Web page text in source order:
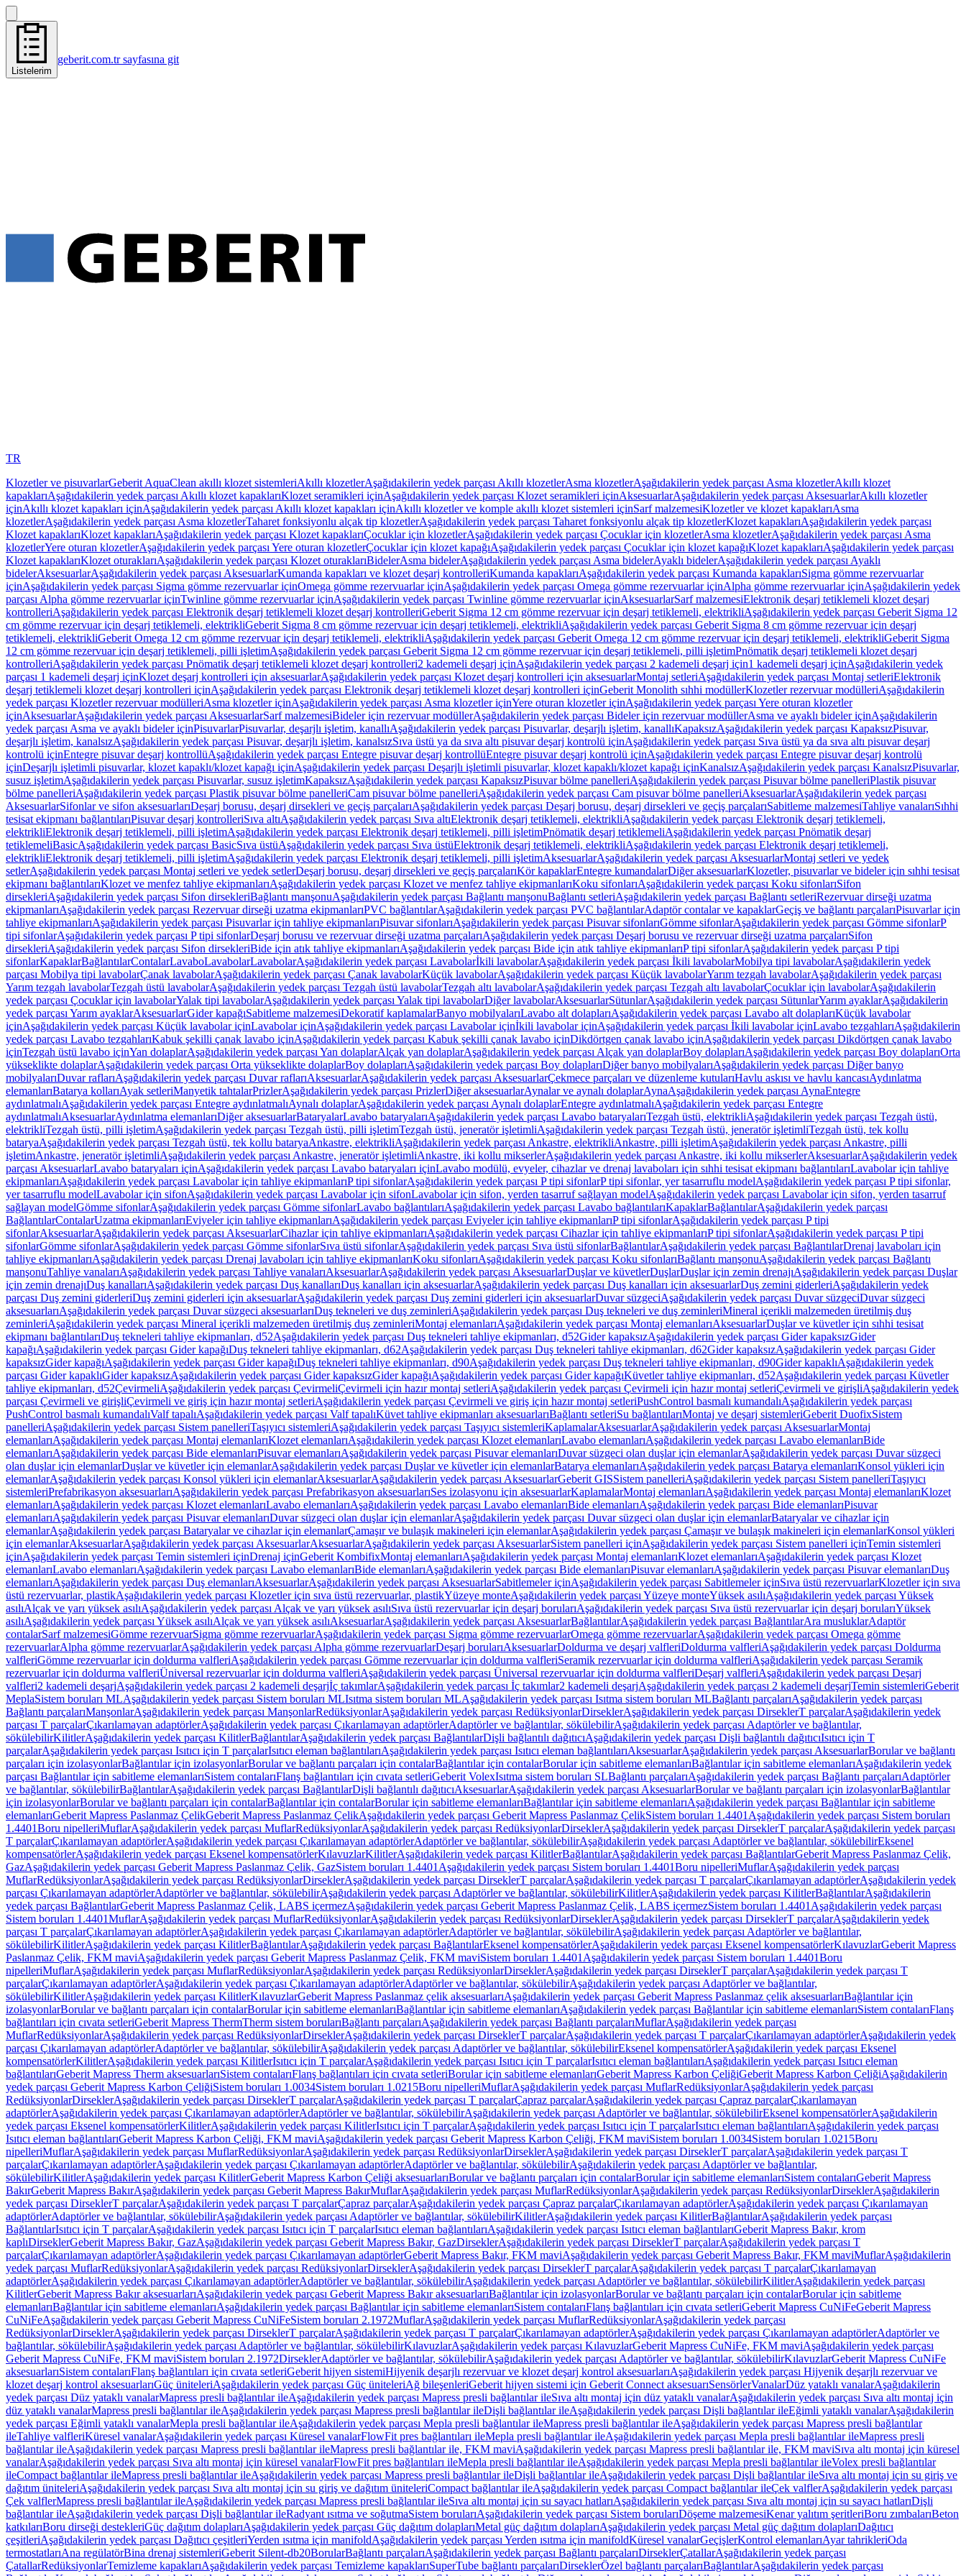
Listelerim
geberit.com.tr sayfasına git
TR
Klozetler ve pisuvarlarGeberit AquaClean akıllı klozet sistemleriAkıllı klozetlerAşağıdakilerin yedek parçası Akıllı klozetlerAsma klozetlerAşağıdakilerin yedek parçası Asma klozetlerAkıllı klozet
kapaklarıAşağıdakilerin yedek parçası Akıllı klozet kapaklarıKlozet seramikleri içinAşağıdakilerin yedek parçası Klozet seramikleri içinAksesuarlarAşağıdakilerin yedek parçası AksesuarlarAkıllı klozetler
içinAkıllı klozet kapakları içinAşağıdakilerin yedek parçası Akıllı klozet kapakları içinAkıllı klozetler ve komple akıllı klozet sistemleri içinSarf malzemesiKlozetler ve klozet kapaklarıAsma
klozetlerAşağıdakilerin yedek parçası Asma klozetlerTaharet fonksiyonlu alçak tip klozetlerAşağıdakilerin yedek parçası Taharet fonksiyonlu alçak tip klozetlerKlozet kapaklarıAşağıdakilerin yedek parçası
Klozet kapaklarıKlozet kapaklarıAşağıdakilerin yedek parçası Klozet kapaklarıÇocuklar için klozetlerAşağıdakilerin yedek parçası Çocuklar için klozetlerAsma klozetlerAşağıdakilerin yedek parçası Asma
klozetlerYere oturan klozetlerAşağıdakilerin yedek parçası Yere oturan klozetlerÇocuklar için klozet kapağıAşağıdakilerin yedek parçası Çocuklar için klozet kapağıKlozet kapaklarıAşağıdakilerin yedek parçası
Klozet kapaklarıKlozet oturaklarıAşağıdakilerin yedek parçası Klozet oturaklarıBidelerAsma bidelerAşağıdakilerin yedek parçası Asma bidelerAyaklı bidelerAşağıdakilerin yedek parçası Ayaklı
bidelerAksesuarlarAşağıdakilerin yedek parçası AksesuarlarKumanda kapakları ve klozet deşarj kontrolleriKumanda kapaklarıAşağıdakilerin yedek parçası Kumanda kapaklarıSigma gömme rezervuarlar
içinAşağıdakilerin yedek parçası Sigma gömme rezervuarlar içinOmega gömme rezervuarlar içinAşağıdakilerin yedek parçası Omega gömme rezervuarlar içinAlpha gömme rezervuarlar içinAşağıdakilerin yedek
parçası Alpha gömme rezervuarlar içinTwinline gömme rezervuarlar içinAşağıdakilerin yedek parçası Twinline gömme rezervuarlar içinAksesuarlarSarf malzemesiElektronik deşarj tetiklemeli klozet deşarj
kontrolleriAşağıdakilerin yedek parçası Elektronik deşarj tetiklemeli klozet deşarj kontrolleriGeberit Sigma 12 cm gömme rezervuar için deşarj tetiklemeli, elektrikliAşağıdakilerin yedek parçası Geberit Sigma 12
cm gömme rezervuar için deşarj tetiklemeli, elektrikliGeberit Sigma 8 cm gömme rezervuar için deşarj tetiklemeli, elektrikliAşağıdakilerin yedek parçası Geberit Sigma 8 cm gömme rezervuar için deşarj
tetiklemeli, elektrikliGeberit Omega 12 cm gömme rezervuar için deşarj tetiklemeli, elektrikliAşağıdakilerin yedek parçası Geberit Omega 12 cm gömme rezervuar için deşarj tetiklemeli, elektrikliGeberit Sigma
12 cm gömme rezervuar için deşarj tetiklemeli, pilli işletimAşağıdakilerin yedek parçası Geberit Sigma 12 cm gömme rezervuar için deşarj tetiklemeli, pilli işletimPnömatik deşarj tetiklemeli klozet deşarj
kontrolleriAşağıdakilerin yedek parçası Pnömatik deşarj tetiklemeli klozet deşarj kontrolleri2 kademeli deşarj içinAşağıdakilerin yedek parçası 2 kademeli deşarj için1 kademeli deşarj içinAşağıdakilerin yedek
parçası 1 kademeli deşarj içinKlozet deşarj kontrolleri için aksesuarlarAşağıdakilerin yedek parçası Klozet deşarj kontrolleri için aksesuarlarMontaj setleriAşağıdakilerin yedek parçası Montaj setleriElektronik
deşarj tetiklemeli klozet deşarj kontrolleri içinAşağıdakilerin yedek parçası Elektronik deşarj tetiklemeli klozet deşarj kontrolleri içinGeberit Monolith sıhhi modüllerKlozetler rezervuar modülleriAşağıdakilerin
yedek parçası Klozetler rezervuar modülleriAsma klozetler içinAşağıdakilerin yedek parçası Asma klozetler içinYere oturan klozetler içinAşağıdakilerin yedek parçası Yere oturan klozetler
içinAksesuarlarAşağıdakilerin yedek parçası AksesuarlarSarf malzemesiBideler için rezervuar modüllerAşağıdakilerin yedek parçası Bideler için rezervuar modüllerAsma ve ayaklı bideler içinAşağıdakilerin
yedek parçası Asma ve ayaklı bideler içinPisuvarlarPisuvarlar, deşarjlı işletim, kanallıAşağıdakilerin yedek parçası Pisuvarlar, deşarjlı işletim, kanallıKapaksızAşağıdakilerin yedek parçası KapaksızPisuvar,
deşarjlı işletim, kanalsızAşağıdakilerin yedek parçası Pisuvar, deşarjlı işletim, kanalsızSıva üstü ya da sıva altı pisuvar deşarj kontrolü içinAşağıdakilerin yedek parçası Sıva üstü ya da sıva altı pisuvar deşarj
kontrolü içinEntegre pisuvar deşarj kontrollüAşağıdakilerin yedek parçası Entegre pisuvar deşarj kontrollüEntegre pisuvar deşarj kontrolü içinAşağıdakilerin yedek parçası Entegre pisuvar deşarj kontrolü
içinDeşarjlı işletimli pisuvarlar, klozet kapaklı/klozet kapağı içinAşağıdakilerin yedek parçası Deşarjlı işletimli pisuvarlar, klozet kapaklı/klozet kapağı içinKanalsızAşağıdakilerin yedek parçası KanalsızPisuvarlar,
susuz işletimAşağıdakilerin yedek parçası Pisuvarlar, susuz işletimKapaksızAşağıdakilerin yedek parçası KapaksızPisuvar bölme panelleriAşağıdakilerin yedek parçası Pisuvar bölme panelleriPlastik pisuvar
bölme panelleriAşağıdakilerin yedek parçası Plastik pisuvar bölme panelleriCam pisuvar bölme panelleriAşağıdakilerin yedek parçası Cam pisuvar bölme panelleriAksesuarlarAşağıdakilerin yedek parçası
AksesuarlarSifonlar ve sifon aksesuarlarıDeşarj borusu, deşarj dirsekleri ve geçiş parçalarıAşağıdakilerin yedek parçası Deşarj borusu, deşarj dirsekleri ve geçiş parçalarıSabitleme malzemesiTahliye vanalarıSıhhi
tesisat ekipmanı bağlantılarıPisuvar deşarj kontrolleriSıva altıAşağıdakilerin yedek parçası Sıva altıElektronik deşarj tetiklemeli, elektrikliAşağıdakilerin yedek parçası Elektronik deşarj tetiklemeli,
elektrikliElektronik deşarj tetiklemeli, pilli işletimAşağıdakilerin yedek parçası Elektronik deşarj tetiklemeli, pilli işletimPnömatik deşarj tetiklemeliAşağıdakilerin yedek parçası Pnömatik deşarj
tetiklemeliBasicAşağıdakilerin yedek parçası BasicSıva üstüAşağıdakilerin yedek parçası Sıva üstüElektronik deşarj tetiklemeli, elektrikliAşağıdakilerin yedek parçası Elektronik deşarj tetiklemeli,
elektrikliElektronik deşarj tetiklemeli, pilli işletimAşağıdakilerin yedek parçası Elektronik deşarj tetiklemeli, pilli işletimAksesuarlarAşağıdakilerin yedek parçası AksesuarlarMontaj setleri ve yedek
setlerAşağıdakilerin yedek parçası Montaj setleri ve yedek setlerDeşarj borusu, deşarj dirsekleri ve geçiş parçalarıKör kapaklarEntegre kumandalarDiğer aksesuarlarKlozetler, pisuvarlar ve bideler için sıhhi tesisat
ekipmanı bağlantılarıKlozet ve menfez tahliye ekipmanlarıAşağıdakilerin yedek parçası Klozet ve menfez tahliye ekipmanlarıKoku sifonlarıAşağıdakilerin yedek parçası Koku sifonlarıSifon
dirsekleriAşağıdakilerin yedek parçası Sifon dirsekleriBağlantı manşonuAşağıdakilerin yedek parçası Bağlantı manşonuBağlantı setleriAşağıdakilerin yedek parçası Bağlantı setleriRezervuar dirseği uzatma
ekipmanlarıAşağıdakilerin yedek parçası Rezervuar dirseği uzatma ekipmanlarıPVC bağlantılarAşağıdakilerin yedek parçası PVC bağlantılarAdaptör contalar ve kapaklarGeçiş ve bağlantı parçalarıPisuvarlar için
tahliye ekipmanlarıAşağıdakilerin yedek parçası Pisuvarlar için tahliye ekipmanlarıPisuvar sifonlarıAşağıdakilerin yedek parçası Pisuvar sifonlarıGömme sifonlarAşağıdakilerin yedek parçası Gömme sifonlarP
tipi sifonlarAşağıdakilerin yedek parçası P tipi sifonlarDeşarj borusu ve rezervuar dirseği uzatma parçalarıAşağıdakilerin yedek parçası Deşarj borusu ve rezervuar dirseği uzatma parçalarıSifon
dirsekleriAşağıdakilerin yedek parçası Sifon dirsekleriBide için atık tahliye ekipmanlarıAşağıdakilerin yedek parçası Bide için atık tahliye ekipmanlarıP tipi sifonlarAşağıdakilerin yedek parçası P tipi
sifonlarKapaklarBağlantılarContalarLavaboLavabolarLavabolarAşağıdakilerin yedek parçası Lavabolarİkili lavabolarAşağıdakilerin yedek parçası İkili lavabolarMobilya tipi lavabolarAşağıdakilerin yedek
parçası Mobilya tipi lavabolarÇanak lavabolarAşağıdakilerin yedek parçası Çanak lavabolarKüçük lavabolarAşağıdakilerin yedek parçası Küçük lavabolarYarım tezgah lavabolarAşağıdakilerin yedek parçası
Yarım tezgah lavabolarTezgah üstü lavabolarAşağıdakilerin yedek parçası Tezgah üstü lavabolarTezgah altı lavabolarAşağıdakilerin yedek parçası Tezgah altı lavabolarÇocuklar için lavabolarAşağıdakilerin
yedek parçası Çocuklar için lavabolarYalak tipi lavabolarAşağıdakilerin yedek parçası Yalak tipi lavabolarDiğer lavabolarAksesuarlarSütunlarAşağıdakilerin yedek parçası SütunlarYarım ayaklarAşağıdakilerin
yedek parçası Yarım ayaklarAksesuarlarGider kapağıSabitleme malzemesiDekoratif kaplamalarBanyo mobilyalarıLavabo alt dolaplarıAşağıdakilerin yedek parçası Lavabo alt dolaplarıKüçük lavabolar
içinAşağıdakilerin yedek parçası Küçük lavabolar içinLavabolar içinAşağıdakilerin yedek parçası Lavabolar içinİkili lavabolar içinAşağıdakilerin yedek parçası İkili lavabolar içinLavabo tezgahlarıAşağıdakilerin
yedek parçası Lavabo tezgahlarıKabuk şekilli çanak lavabo içinAşağıdakilerin yedek parçası Kabuk şekilli çanak lavabo içinDikdörtgen çanak lavabo içinAşağıdakilerin yedek parçası Dikdörtgen çanak lavabo
içinTezgah üstü lavabo içinYan dolaplarAşağıdakilerin yedek parçası Yan dolaplarAlçak yan dolaplarAşağıdakilerin yedek parçası Alçak yan dolaplarBoy dolaplarıAşağıdakilerin yedek parçası Boy dolaplarıOrta
yükseklikte dolaplarAşağıdakilerin yedek parçası Orta yükseklikte dolaplarBoy dolaplarıAşağıdakilerin yedek parçası Boy dolaplarıDiğer banyo mobilyalarıAşağıdakilerin yedek parçası Diğer banyo
mobilyalarıDuvar raflarıAşağıdakilerin yedek parçası Duvar raflarıAksesuarlarAşağıdakilerin yedek parçası AksesuarlarÇekmece parçaları ve düzenleme kutularıHavlu askısı ve havlu kancasıAydınlatma
elemanlarıBatarya kollarıAyak setleriManyetik tahtalarPrizlerAşağıdakilerin yedek parçası PrizlerDiğer aksesuarlarAynalar ve aynalı dolaplarAynaAşağıdakilerin yedek parçası AynaEntegre
aydınlatmalıAşağıdakilerin yedek parçası Entegre aydınlatmalıAynalı dolaplarAşağıdakilerin yedek parçası Aynalı dolaplarEntegre aydınlatmalıAşağıdakilerin yedek parçası Entegre
aydınlatmalıAksesuarlarAydınlatma elemanlarıDiğer aksesuarlarBataryalarLavabo bataryalarıAşağıdakilerin yedek parçası Lavabo bataryalarıTezgah üstü, elektrikliAşağıdakilerin yedek parçası Tezgah üstü,
elektrikliTezgah üstü, pilli işletimAşağıdakilerin yedek parçası Tezgah üstü, pilli işletimTezgah üstü, jeneratör işletimliAşağıdakilerin yedek parçası Tezgah üstü, jeneratör işletimliTezgah üstü, tek kollu
bataryaAşağıdakilerin yedek parçası Tezgah üstü, tek kollu bataryaAnkastre, elektrikliAşağıdakilerin yedek parçası Ankastre, elektrikliAnkastre, pilli işletimAşağıdakilerin yedek parçası Ankastre, pilli
işletimAnkastre, jeneratör işletimliAşağıdakilerin yedek parçası Ankastre, jeneratör işletimliAnkastre, iki kollu mikserlerAşağıdakilerin yedek parçası Ankastre, iki kollu mikserlerAksesuarlarAşağıdakilerin yedek
parçası AksesuarlarLavabo bataryaları içinAşağıdakilerin yedek parçası Lavabo bataryaları içinLavabo modülü, evyeler, cihazlar ve drenaj lavaboları için sıhhi tesisat ekipmanı bağlantılarıLavabolar için tahliye
ekipmanlarıAşağıdakilerin yedek parçası Lavabolar için tahliye ekipmanlarıP tipi sifonlarAşağıdakilerin yedek parçası P tipi sifonlarP tipi sifonlar, yer tasarruflu modelAşağıdakilerin yedek parçası P tipi sifonlar,
yer tasarruflu modelLavabolar için sifonAşağıdakilerin yedek parçası Lavabolar için sifonLavabolar için sifon, yerden tasarruf sağlayan modelAşağıdakilerin yedek parçası Lavabolar için sifon, yerden tasarruf
sağlayan modelGömme sifonlarAşağıdakilerin yedek parçası Gömme sifonlarLavabo bağlantılarıAşağıdakilerin yedek parçası Lavabo bağlantılarıKapaklarBağlantılarAşağıdakilerin yedek parçası
BağlantılarContalarUzatma ekipmanlarıEviyeler için tahliye ekipmanlarıAşağıdakilerin yedek parçası Eviyeler için tahliye ekipmanlarıP tipi sifonlarAşağıdakilerin yedek parçası P tipi
sifonlarAksesuarlarAşağıdakilerin yedek parçası AksesuarlarCihazlar için tahliye ekipmanlarıAşağıdakilerin yedek parçası Cihazlar için tahliye ekipmanlarıP tipi sifonlarAşağıdakilerin yedek parçası P tipi
sifonlarGömme sifonlarAşağıdakilerin yedek parçası Gömme sifonlarSıva üstü sifonlarAşağıdakilerin yedek parçası Sıva üstü sifonlarBağlantılarAşağıdakilerin yedek parçası BağlantılarDrenaj lavaboları için
tahliye ekipmanlarıAşağıdakilerin yedek parçası Drenaj lavaboları için tahliye ekipmanlarıKoku sifonlarıAşağıdakilerin yedek parçası Koku sifonlarıBağlantı manşonuAşağıdakilerin yedek parçası Bağlantı
manşonuTahliye vanalarıAşağıdakilerin yedek parçası Tahliye vanalarıAksesuarlarAşağıdakilerin yedek parçası AksesuarlarDuşlar ve küvetlerDuşlarDuşlar için zemin drenajıAşağıdakilerin yedek parçası Duşlar
için zemin drenajıDuş kanallarıAşağıdakilerin yedek parçası Duş kanallarıDuş kanalları için aksesuarlarAşağıdakilerin yedek parçası Duş kanalları için aksesuarlarDuş zemini giderleriAşağıdakilerin yedek
parçası Duş zemini giderleriDuş zemini giderleri için aksesuarlarAşağıdakilerin yedek parçası Duş zemini giderleri için aksesuarlarDuvar süzgeciAşağıdakilerin yedek parçası Duvar süzgeciDuvar süzgeci
aksesuarlarıAşağıdakilerin yedek parçası Duvar süzgeci aksesuarlarıDuş tekneleri ve duş zeminleriAşağıdakilerin yedek parçası Duş tekneleri ve duş zeminleriMineral içerikli malzemeden üretilmiş duş
zeminleriAşağıdakilerin yedek parçası Mineral içerikli malzemeden üretilmiş duş zeminleriMontaj elemanlarıAşağıdakilerin yedek parçası Montaj elemanlarıAksesuarlarDuşlar ve küvetler için sıhhi tesisat
ekipmanı bağlantılarıDuş tekneleri tahliye ekipmanları, d52Aşağıdakilerin yedek parçası Duş tekneleri tahliye ekipmanları, d52Gider kapaksızAşağıdakilerin yedek parçası Gider kapaksızGider
kapağıAşağıdakilerin yedek parçası Gider kapağıDuş tekneleri tahliye ekipmanları, d62Aşağıdakilerin yedek parçası Duş tekneleri tahliye ekipmanları, d62Gider kapaksızAşağıdakilerin yedek parçası Gider
kapaksızGider kapağıAşağıdakilerin yedek parçası Gider kapağıDuş tekneleri tahliye ekipmanları, d90Aşağıdakilerin yedek parçası Duş tekneleri tahliye ekipmanları, d90Gider kapaklıAşağıdakilerin yedek
parçası Gider kapaklıGider kapaksızAşağıdakilerin yedek parçası Gider kapaksızGider kapağıAşağıdakilerin yedek parçası Gider kapağıKüvetler tahliye ekipmanları, d52Aşağıdakilerin yedek parçası Küvetler
tahliye ekipmanları, d52ÇevirmeliAşağıdakilerin yedek parçası ÇevirmeliÇevirmeli için hazır montaj setleriAşağıdakilerin yedek parçası Çevirmeli için hazır montaj setleriÇevirmeli ve girişliAşağıdakilerin yedek
parçası Çevirmeli ve girişliÇevirmeli ve giriş için hazır montaj setleriAşağıdakilerin yedek parçası Çevirmeli ve giriş için hazır montaj setleriPushControl basmalı kumandalıAşağıdakilerin yedek parçası
PushControl basmalı kumandalıValf tapalıAşağıdakilerin yedek parçası Valf tapalıKüvet tahliye ekipmanları aksesuarlarıBağlantı setleriSu bağlantılarıMontaj ve deşarj sistemleriGeberit DuofixSistem
panelleriAşağıdakilerin yedek parçası Sistem panelleriTaşıyıcı sistemleriAşağıdakilerin yedek parçası Taşıyıcı sistemleriKaplamalarAksesuarlarAşağıdakilerin yedek parçası AksesuarlarMontaj
elemanlarıAşağıdakilerin yedek parçası Montaj elemanlarıKlozet elemanlarıAşağıdakilerin yedek parçası Klozet elemanlarıLavabo elemanlarıAşağıdakilerin yedek parçası Lavabo elemanlarıBide
elemanlarıAşağıdakilerin yedek parçası Bide elemanlarıPisuvar elemanlarıAşağıdakilerin yedek parçası Pisuvar elemanlarıDuvar süzgeci olan duşlar için elemanlarAşağıdakilerin yedek parçası Duvar süzgeci
olan duşlar için elemanlarDuşlar ve küvetler için elemanlarAşağıdakilerin yedek parçası Duşlar ve küvetler için elemanlarBatarya elemanlarıAşağıdakilerin yedek parçası Batarya elemanlarıKonsol yükleri için
elemanlarAşağıdakilerin yedek parçası Konsol yükleri için elemanlarAksesuarlarAşağıdakilerin yedek parçası AksesuarlarGeberit GISSistem panelleriAşağıdakilerin yedek parçası Sistem panelleriTaşıyıcı
sistemleriPrefabrikasyon aksesuarlarıAşağıdakilerin yedek parçası Prefabrikasyon aksesuarlarıSes izolasyonu için aksesuarlarKaplamalarMontaj elemanlarıAşağıdakilerin yedek parçası Montaj elemanlarıKlozet
elemanlarıAşağıdakilerin yedek parçası Klozet elemanlarıLavabo elemanlarıAşağıdakilerin yedek parçası Lavabo elemanlarıBide elemanlarıAşağıdakilerin yedek parçası Bide elemanlarıPisuvar
elemanlarıAşağıdakilerin yedek parçası Pisuvar elemanlarıDuvar süzgeci olan duşlar için elemanlarAşağıdakilerin yedek parçası Duvar süzgeci olan duşlar için elemanlarBataryalar ve cihazlar için
elemanlarAşağıdakilerin yedek parçası Bataryalar ve cihazlar için elemanlarÇamaşır ve bulaşık makineleri için elemanlarAşağıdakilerin yedek parçası Çamaşır ve bulaşık makineleri için elemanlarKonsol yükleri
için elemanlarAksesuarlarAşağıdakilerin yedek parçası AksesuarlarAksesuarlarAşağıdakilerin yedek parçası AksesuarlarSistem panelleri içinAşağıdakilerin yedek parçası Sistem panelleri içinTemin sistemleri
içinAşağıdakilerin yedek parçası Temin sistemleri içinDrenaj içinGeberit KombifixMontaj elemanlarıAşağıdakilerin yedek parçası Montaj elemanlarıKlozet elemanlarıAşağıdakilerin yedek parçası Klozet
elemanlarıLavabo elemanlarıAşağıdakilerin yedek parçası Lavabo elemanlarıBide elemanlarıAşağıdakilerin yedek parçası Bide elemanlarıPisuvar elemanlarıAşağıdakilerin yedek parçası Pisuvar elemanlarıDuş
elemanlarıAşağıdakilerin yedek parçası Duş elemanlarıAksesuarlarAşağıdakilerin yedek parçası AksesuarlarSabitlemeler içinAşağıdakilerin yedek parçası Sabitlemeler içinSıva üstü rezervuarlarKlozetler için sıva
üstü rezervuarlar, plastikAşağıdakilerin yedek parçası Klozetler için sıva üstü rezervuarlar, plastikYüzeye monteAşağıdakilerin yedek parçası Yüzeye monteYüksek asılıAşağıdakilerin yedek parçası Yüksek
asılıAlçak ve yarı yüksek asılıAşağıdakilerin yedek parçası Alçak ve yarı yüksek asılıSıva üstü rezervuarlar için deşarj borularıAşağıdakilerin yedek parçası Sıva üstü rezervuarlar için deşarj borularıYüksek
asılıAşağıdakilerin yedek parçası Yüksek asılıAlçak ve yarı yüksek asılıAksesuarlarAşağıdakilerin yedek parçası AksesuarlarBağlantılarAşağıdakilerin yedek parçası BağlantılarAra musluklarAdaptör
contalarSarf malzemesiGömme rezervuarSigma gömme rezervuarlarAşağıdakilerin yedek parçası Sigma gömme rezervuarlarOmega gömme rezervuarlarAşağıdakilerin yedek parçası Omega gömme
rezervuarlarAlpha gömme rezervuarlarAşağıdakilerin yedek parçası Alpha gömme rezervuarlarDeşarj borularıAksesuarlarDoldurma ve deşarj valfleriDoldurma valfleriAşağıdakilerin yedek parçası Doldurma
valfleriGömme rezervuarlar için doldurma valfleriAşağıdakilerin yedek parçası Gömme rezervuarlar için doldurma valfleriSeramik rezervuarlar için doldurma valfleriAşağıdakilerin yedek parçası Seramik
rezervuarlar için doldurma valfleriÜniversal rezervuarlar için doldurma valfleriAşağıdakilerin yedek parçası Üniversal rezervuarlar için doldurma valfleriDeşarj valfleriAşağıdakilerin yedek parçası Deşarj
valfleri2 kademeli deşarjAşağıdakilerin yedek parçası 2 kademeli deşarjİç takımlarAşağıdakilerin yedek parçası İç takımlar2 kademeli deşarjAşağıdakilerin yedek parçası 2 kademeli deşarjTemin sistemleriGeberit
MeplaSistem boruları MLAşağıdakilerin yedek parçası Sistem boruları MLIsıtma sistem boruları MLAşağıdakilerin yedek parçası Isıtma sistem boruları MLBağlantı parçalarıAşağıdakilerin yedek parçası
Bağlantı parçalarıManşonlarAşağıdakilerin yedek parçası ManşonlarRedüksiyonlarAşağıdakilerin yedek parçası RedüksiyonlarDirseklerAşağıdakilerin yedek parçası DirseklerT parçalarAşağıdakilerin yedek
parçası T parçalarÇıkarılamayan adaptörlerAşağıdakilerin yedek parçası Çıkarılamayan adaptörlerAdaptörler ve bağlantılar, sökülebilirAşağıdakilerin yedek parçası Adaptörler ve bağlantılar,
sökülebilirKilitlerAşağıdakilerin yedek parçası KilitlerBağlantılarAşağıdakilerin yedek parçası BağlantılarDişli bağlantılı dağıtıcıAşağıdakilerin yedek parçası Dişli bağlantılı dağıtıcıIsıtıcı için T
parçalarAşağıdakilerin yedek parçası Isıtıcı için T parçalarIsıtıcı eleman bağlantılarıAşağıdakilerin yedek parçası Isıtıcı eleman bağlantılarıAksesuarlarAşağıdakilerin yedek parçası AksesuarlarBorular ve bağlantı
parçaları için izolasyonlarBağlantılar için izolasyonlarBorular ve bağlantı parçaları için contalarBağlantılar için contalarBorular için sabitleme elemanlarıBağlantılar için sabitleme elemanlarıAşağıdakilerin yedek
parçası Bağlantılar için sabitleme elemanlarıSistem contalarıFlanş bağlantıları için cıvata setleriGeberit VolexIsıtma sistem boruları SLBağlantı parçalarıAşağıdakilerin yedek parçası Bağlantı parçalarıAdaptörler
ve bağlantılar, sökülebilirBağlantılarAşağıdakilerin yedek parçası BağlantılarDişli bağlantılı dağıtıcıAksesuarlarAşağıdakilerin yedek parçası AksesuarlarBorular ve bağlantı parçaları için izolasyonlarBağlantılar
için izolasyonlarBorular ve bağlantı parçaları için contalarBağlantılar için contalarBorular için sabitleme elemanlarıBağlantılar için sabitleme elemanlarıAşağıdakilerin yedek parçası Bağlantılar için sabitleme
elemanlarıGeberit Mapress Paslanmaz ÇelikGeberit Mapress Paslanmaz ÇelikAşağıdakilerin yedek parçası Geberit Mapress Paslanmaz ÇelikSistem boruları 1.4401 Aşağıdakilerin yedek parçası Sistem boruları
1.4401Boru nipelleriMuflarAşağıdakilerin yedek parçası MuflarRedüksiyonlarAşağıdakilerin yedek parçası RedüksiyonlarDirseklerAşağıdakilerin yedek parçası DirseklerT parçalarAşağıdakilerin yedek parçası
T parçalarÇıkarılamayan adaptörlerAşağıdakilerin yedek parçası Çıkarılamayan adaptörlerAdaptörler ve bağlantılar, sökülebilirAşağıdakilerin yedek parçası Adaptörler ve bağlantılar, sökülebilirEksenel
kompensatörlerAşağıdakilerin yedek parçası Eksenel kompensatörlerKılavuzlarKilitlerAşağıdakilerin yedek parçası KilitlerBağlantılarAşağıdakilerin yedek parçası BağlantılarGeberit Mapress Paslanmaz Çelik,
GazAşağıdakilerin yedek parçası Geberit Mapress Paslanmaz Çelik, GazSistem boruları 1.4401 Aşağıdakilerin yedek parçası Sistem boruları 1.4401Boru nipelleriMuflarAşağıdakilerin yedek parçası
MuflarRedüksiyonlarAşağıdakilerin yedek parçası RedüksiyonlarDirseklerAşağıdakilerin yedek parçası DirseklerT parçalarAşağıdakilerin yedek parçası T parçalarÇıkarılamayan adaptörlerAşağıdakilerin yedek
parçası Çıkarılamayan adaptörlerAdaptörler ve bağlantılar, sökülebilirAşağıdakilerin yedek parçası Adaptörler ve bağlantılar, sökülebilirKilitlerAşağıdakilerin yedek parçası KilitlerBağlantılarAşağıdakilerin
yedek parçası BağlantılarGeberit Mapress Paslanmaz Çelik, LABS içermezAşağıdakilerin yedek parçası Geberit Mapress Paslanmaz Çelik, LABS içermezSistem boruları 1.4401 Aşağıdakilerin yedek parçası
Sistem boruları 1.4401MuflarAşağıdakilerin yedek parçası MuflarRedüksiyonlarAşağıdakilerin yedek parçası RedüksiyonlarDirseklerAşağıdakilerin yedek parçası DirseklerT parçalarAşağıdakilerin yedek
parçası T parçalarÇıkarılamayan adaptörlerAşağıdakilerin yedek parçası Çıkarılamayan adaptörlerAdaptörler ve bağlantılar, sökülebilirAşağıdakilerin yedek parçası Adaptörler ve bağlantılar,
sökülebilirKilitlerAşağıdakilerin yedek parçası KilitlerBağlantılarAşağıdakilerin yedek parçası BağlantılarEksenel kompensatörlerAşağıdakilerin yedek parçası Eksenel kompensatörlerKılavuzlarGeberit Mapress
Paslanmaz Çelik, FKM maviAşağıdakilerin yedek parçası Geberit Mapress Paslanmaz Çelik, FKM maviSistem boruları 1.4401 Aşağıdakilerin yedek parçası Sistem boruları 1.4401Boru
nipelleriMuflarAşağıdakilerin yedek parçası MuflarRedüksiyonlarAşağıdakilerin yedek parçası RedüksiyonlarDirseklerAşağıdakilerin yedek parçası DirseklerT parçalarAşağıdakilerin yedek parçası T
parçalarÇıkarılamayan adaptörlerAşağıdakilerin yedek parçası Çıkarılamayan adaptörlerAdaptörler ve bağlantılar, sökülebilirAşağıdakilerin yedek parçası Adaptörler ve bağlantılar,
sökülebilirKilitlerAşağıdakilerin yedek parçası KilitlerKılavuzlarGeberit Mapress Paslanmaz çelik aksesuarlarıAşağıdakilerin yedek parçası Geberit Mapress Paslanmaz çelik aksesuarlarıBağlantılar için
izolasyonlarBorular ve bağlantı parçaları için contalarBorular için sabitleme elemanlarıBağlantılar için sabitleme elemanlarıAşağıdakilerin yedek parçası Bağlantılar için sabitleme elemanlarıSistem contalarıFlanş
bağlantıları için cıvata setleriGeberit Mapress ThermTherm sistem borularıBağlantı parçalarıAşağıdakilerin yedek parçası Bağlantı parçalarıMuflarAşağıdakilerin yedek parçası
MuflarRedüksiyonlarAşağıdakilerin yedek parçası RedüksiyonlarDirseklerAşağıdakilerin yedek parçası DirseklerT parçalarAşağıdakilerin yedek parçası T parçalarÇıkarılamayan adaptörlerAşağıdakilerin yedek
parçası Çıkarılamayan adaptörlerAdaptörler ve bağlantılar, sökülebilirAşağıdakilerin yedek parçası Adaptörler ve bağlantılar, sökülebilirEksenel kompensatörlerAşağıdakilerin yedek parçası Eksenel
kompensatörlerKilitlerAşağıdakilerin yedek parçası KilitlerIsıtıcı için T parçalarAşağıdakilerin yedek parçası Isıtıcı için T parçalarIsıtıcı eleman bağlantılarıAşağıdakilerin yedek parçası Isıtıcı eleman
bağlantılarıGeberit Mapress Therm aksesuarlarıSistem contalarıFlanş bağlantıları için cıvata setleriBorular için sabitleme elemanlarıGeberit Mapress Karbon ÇeliğiGeberit Mapress Karbon ÇeliğiAşağıdakilerin
yedek parçası Geberit Mapress Karbon ÇeliğiSistem boruları 1.0034Sistem boruları 1.0215Boru nipelleriMuflarAşağıdakilerin yedek parçası MuflarRedüksiyonlarAşağıdakilerin yedek parçası
RedüksiyonlarDirseklerAşağıdakilerin yedek parçası DirseklerT parçalarAşağıdakilerin yedek parçası T parçalarÇapraz parçalarAşağıdakilerin yedek parçası Çapraz parçalarÇıkarılamayan
adaptörlerAşağıdakilerin yedek parçası Çıkarılamayan adaptörlerAdaptörler ve bağlantılar, sökülebilirAşağıdakilerin yedek parçası Adaptörler ve bağlantılar, sökülebilirEksenel kompensatörlerAşağıdakilerin
yedek parçası Eksenel kompensatörlerKilitlerAşağıdakilerin yedek parçası KilitlerIsıtıcı için T parçalarAşağıdakilerin yedek parçası Isıtıcı için T parçalarIsıtıcı eleman bağlantılarıAşağıdakilerin yedek parçası
Isıtıcı eleman bağlantılarıGeberit Mapress Karbon Çeliği, FKM maviAşağıdakilerin yedek parçası Geberit Mapress Karbon Çeliği, FKM maviSistem boruları 1.0034Sistem boruları 1.0215Boru
nipelleriMuflarAşağıdakilerin yedek parçası MuflarRedüksiyonlarAşağıdakilerin yedek parçası RedüksiyonlarDirseklerAşağıdakilerin yedek parçası DirseklerT parçalarAşağıdakilerin yedek parçası T
parçalarÇıkarılamayan adaptörlerAşağıdakilerin yedek parçası Çıkarılamayan adaptörlerAdaptörler ve bağlantılar, sökülebilirAşağıdakilerin yedek parçası Adaptörler ve bağlantılar,
sökülebilirKilitlerAşağıdakilerin yedek parçası KilitlerGeberit Mapress Karbon Çeliği aksesuarlarıBorular ve bağlantı parçaları için contalarBorular için sabitleme elemanlarıSistem contalarıGeberit Mapress
BakırGeberit Mapress BakırAşağıdakilerin yedek parçası Geberit Mapress BakırMuflarAşağıdakilerin yedek parçası MuflarRedüksiyonlarAşağıdakilerin yedek parçası RedüksiyonlarDirseklerAşağıdakilerin
yedek parçası DirseklerT parçalarAşağıdakilerin yedek parçası T parçalarÇapraz parçalarAşağıdakilerin yedek parçası Çapraz parçalarÇıkarılamayan adaptörlerAşağıdakilerin yedek parçası Çıkarılamayan
adaptörlerAdaptörler ve bağlantılar, sökülebilirAşağıdakilerin yedek parçası Adaptörler ve bağlantılar, sökülebilirKilitlerAşağıdakilerin yedek parçası KilitlerBağlantılarAşağıdakilerin yedek parçası
BağlantılarIsıtıcı için T parçalarAşağıdakilerin yedek parçası Isıtıcı için T parçalarIsıtıcı eleman bağlantılarıAşağıdakilerin yedek parçası Isıtıcı eleman bağlantılarıGeberit Mapress Bakır, krom
kaplıDirseklerGeberit Mapress Bakır, GazAşağıdakilerin yedek parçası Geberit Mapress Bakır, GazDirseklerAşağıdakilerin yedek parçası DirseklerT parçalarAşağıdakilerin yedek parçası T
parçalarÇıkarılamayan adaptörlerAşağıdakilerin yedek parçası Çıkarılamayan adaptörlerGeberit Mapress Bakır, FKM maviAşağıdakilerin yedek parçası Geberit Mapress Bakır, FKM maviMuflarAşağıdakilerin
yedek parçası MuflarRedüksiyonlarAşağıdakilerin yedek parçası RedüksiyonlarDirseklerAşağıdakilerin yedek parçası DirseklerT parçalarAşağıdakilerin yedek parçası T parçalarÇıkarılamayan
adaptörlerAşağıdakilerin yedek parçası Çıkarılamayan adaptörlerAdaptörler ve bağlantılar, sökülebilirAşağıdakilerin yedek parçası Adaptörler ve bağlantılar, sökülebilirKilitlerAşağıdakilerin yedek parçası
KilitlerGeberit Mapress Bakır aksesuarlarıAşağıdakilerin yedek parçası Geberit Mapress Bakır aksesuarlarıBağlantılar için izolasyonlarBorular ve bağlantı parçaları için contalarBorular için sabitleme
elemanlarıBağlantılar için sabitleme elemanlarıAşağıdakilerin yedek parçası Bağlantılar için sabitleme elemanlarıSistem contalarıFlanş bağlantıları için cıvata setleriGeberit Mapress CuNiFeGeberit Mapress
CuNiFeAşağıdakilerin yedek parçası Geberit Mapress CuNiFeSistem boruları 2.1972MuflarAşağıdakilerin yedek parçası MuflarRedüksiyonlarAşağıdakilerin yedek parçası
RedüksiyonlarDirseklerAşağıdakilerin yedek parçası DirseklerT parçalarAşağıdakilerin yedek parçası T parçalarÇıkarılamayan adaptörlerAşağıdakilerin yedek parçası Çıkarılamayan adaptörlerAdaptörler ve
bağlantılar, sökülebilirAşağıdakilerin yedek parçası Adaptörler ve bağlantılar, sökülebilirKılavuzlarAşağıdakilerin yedek parçası KılavuzlarGeberit Mapress CuNiFe, FKM maviAşağıdakilerin yedek parçası
Geberit Mapress CuNiFe, FKM maviSistem boruları 2.1972DirseklerAdaptörler ve bağlantılar, sökülebilirAşağıdakilerin yedek parçası Adaptörler ve bağlantılar, sökülebilirKılavuzlarGeberit Mapress CuNiFe
aksesuarlarıSistem contalarıFlanş bağlantıları için cıvata setleriGeberit hijyen sistemiHijyenik deşarjlı rezervuar ve klozet deşarj kontrol aksesuarlarıAşağıdakilerin yedek parçası Hijyenik deşarjlı rezervuar ve
klozet deşarj kontrol aksesuarlarıGüç üniteleriAşağıdakilerin yedek parçası Güç üniteleriAğ bileşenleriGeberit hijyen sistemi için Geberit Connect aksesuarıSensörlerVanalarDüz yataklı vanalarAşağıdakilerin
yedek parçası Düz yataklı vanalarMapress presli bağlantılar ileAşağıdakilerin yedek parçası Mapress presli bağlantılar ileSıva altı montaj için düz yataklı vanalarAşağıdakilerin yedek parçası Sıva altı montaj için
düz yataklı vanalarMapress presli bağlantılar ileAşağıdakilerin yedek parçası Mapress presli bağlantılar ileDişli bağlantılar ileAşağıdakilerin yedek parçası Dişli bağlantılar ileEğimli yataklı vanalarAşağıdakilerin
yedek parçası Eğimli yataklı vanalarMepla presli bağlantılar ileAşağıdakilerin yedek parçası Mepla presli bağlantılar ileMapress presli bağlantılar ileAşağıdakilerin yedek parçası Mapress presli bağlantılar
ileTahliye valfleriKüresel vanalarAşağıdakilerin yedek parçası Küresel vanalarFlowFit pres bağlantıları ileMepla presli bağlantılar ileAşağıdakilerin yedek parçası Mepla presli bağlantılar ileMapress presli
bağlantılar ileAşağıdakilerin yedek parçası Mapress presli bağlantılar ileMapress presli bağlantılar ile, FKM maviAşağıdakilerin yedek parçası Mapress presli bağlantılar ile, FKM maviSıva altı montaj için küresel
vanalarAşağıdakilerin yedek parçası Sıva altı montaj için küresel vanalarFlowFit pres bağlantıları ileMepla presli bağlantılar ileAşağıdakilerin yedek parçası Mepla presli bağlantılar ileVolex presli bağlantılar
ileCompact bağlantılar ileMapress presli bağlantılar ileAşağıdakilerin yedek parçası Mapress presli bağlantılar ileDişli bağlantılar ileAşağıdakilerin yedek parçası Dişli bağlantılar ileSıva altı montaj için su giriş ve
dağıtım üniteleriAşağıdakilerin yedek parçası Sıva altı montaj için su giriş ve dağıtım üniteleriCompact bağlantılar ileAşağıdakilerin yedek parçası Compact bağlantılar ileÇek valflerAşağıdakilerin yedek parçası
Çek valflerMapress presli bağlantılar ileAşağıdakilerin yedek parçası Mapress presli bağlantılar ileSıva altı montaj için su sayacı hatlarıAşağıdakilerin yedek parçası Sıva altı montaj için su sayacı hatlarıDişli
bağlantılar ileAşağıdakilerin yedek parçası Dişli bağlantılar ileRadyant ısıtma ve soğutmaSistem borularıAşağıdakilerin yedek parçası Sistem borularıDöşeme malzemesiKenar yalıtım şeritleriBoru zımbalarıBeton
katkılarıBoru dirseği destekleriGüç dağıtım dolaplarıAşağıdakilerin yedek parçası Güç dağıtım dolaplarıMetal güç dağıtım dolaplarıAşağıdakilerin yedek parçası Metal güç dağıtım dolaplarıDağıtıcı
çeşitleriAşağıdakilerin yedek parçası Dağıtıcı çeşitleriYerden ısıtma için manifoldAşağıdakilerin yedek parçası Yerden ısıtma için manifoldKüresel vanalarGeçişlerKontrol elemanlarıAyar tahrikleriOda
termostatlarıAna regülatörBina drenaj sistemleriGeberit Silent-db20BorularBağlantı parçalarıAşağıdakilerin yedek parçası Bağlantı parçalarıDirseklerÇatallarAşağıdakilerin yedek parçası
ÇatallarRedüksiyonlarTemizleme kapaklarıAşağıdakilerin yedek parçası Temizleme kapaklarıSuperTube bağlantı parçalarıDirseklerÖzel bağlantı parçalarıBağlantılarAşağıdakilerin yedek parçası